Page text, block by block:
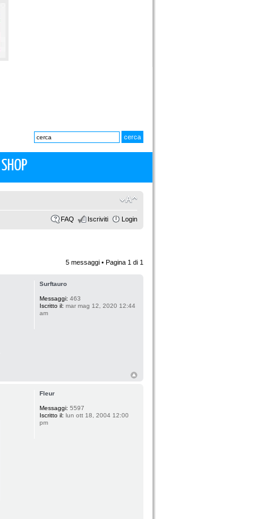
SHOP
FAQ Iscriviti Login
5 messaggi • Pagina 1 di 1
Surftauro
Messaggi: 463
Iscritto il: mar mag 12, 2020 12:44
am
Fleur
Messaggi: 5597
Iscritto il: lun ott 18, 2004 12:00
pm